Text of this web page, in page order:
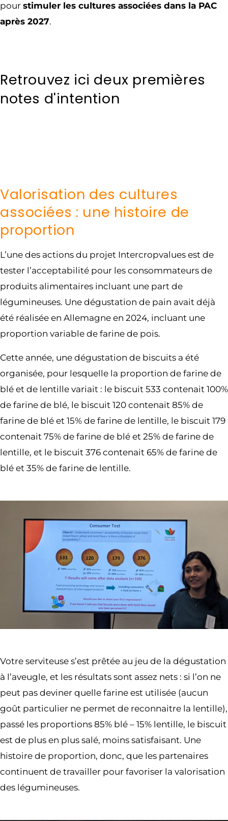
pour stimuler les cultures associées dans la PAC
après 2027.
Retrouvez ici deux premières
notes d'intention
Valorisation des cultures
associées : une histoire de
proportion
L’une des actions du projet Intercropvalues est de
tester l’acceptabilité pour les consommateurs de
produits alimentaires incluant une part de
légumineuses. Une dégustation de pain avait déjà
été réalisée en Allemagne en 2024, incluant une
proportion variable de farine de pois.
Cette année, une dégustation de biscuits a été
organisée, pour lesquelle la proportion de farine de
blé et de lentille variait : le biscuit 533 contenait 100%
de farine de blé, le biscuit 120 contenait 85% de
farine de blé et 15% de farine de lentille, le biscuit 179
contenait 75% de farine de blé et 25% de farine de
lentille, et le biscuit 376 contenait 65% de farine de
blé et 35% de farine de lentille.
Votre serviteuse s’est prêtée au jeu de la dégustation
à l’aveugle, et les résultats sont assez nets : si l’on ne
peut pas deviner quelle farine est utilisée (aucun
goût particulier ne permet de reconnaitre la lentille),
passé les proportions 85% blé – 15% lentille, le biscuit
est de plus en plus salé, moins satisfaisant. Une
histoire de proportion, donc, que les partenaires
continuent de travailler pour favoriser la valorisation
des légumineuses.